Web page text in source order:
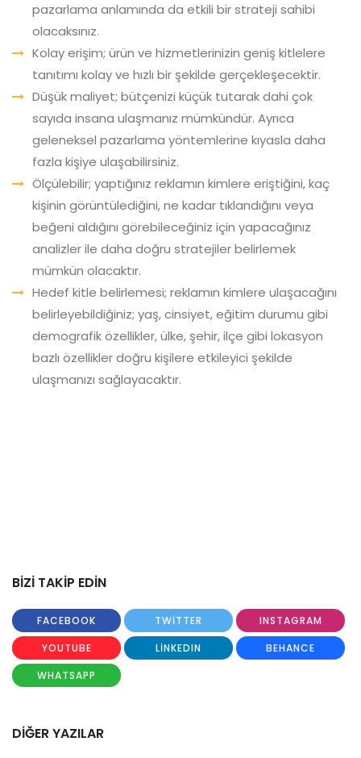
pazarlama anlamında da etkili bir strateji sahibi
olacaksınız.
Kolay erişim; ürün ve hizmetlerinizin geniş kitlelere
tanıtımı kolay ve hızlı bir şekilde gerçekleşecektir.
Düşük maliyet; bütçenizi küçük tutarak dahi çok
sayıda insana ulaşmanız mümkündür. Ayrıca
geleneksel pazarlama yöntemlerine kıyasla daha
fazla kişiye ulaşabilirsiniz.
Ölçülebilir; yaptığınız reklamın kimlere eriştiğini, kaç
kişinin görüntülediğini, ne kadar tıklandığını veya
beğeni aldığını görebileceğiniz için yapacağınız
analizler ile daha doğru stratejiler belirlemek
mümkün olacaktır.
Hedef kitle belirlemesi; reklamın kimlere ulaşacağını
belirleyebildiğiniz; yaş, cinsiyet, eğitim durumu gibi
demografik özellikler, ülke, şehir, ilçe gibi lokasyon
bazlı özellikler doğru kişilere etkileyici şekilde
ulaşmanızı sağlayacaktır.
BİZİ TAKİP EDİN
FACEBOOK TWITTER
INSTAGRAM
YOUTUBE
LINKEDIN
BEHANCE
WHATSAPP
DİĞER YAZILAR